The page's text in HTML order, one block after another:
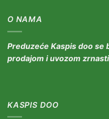
O NAMA
Preduzeće Kaspis doo se
prodajom i uvozom
KASPIS DOO